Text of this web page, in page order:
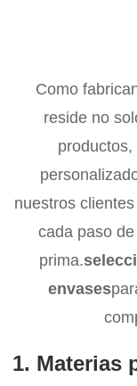
Como
reside no
nuestros
cada paso
prima.
envases
1. Materias